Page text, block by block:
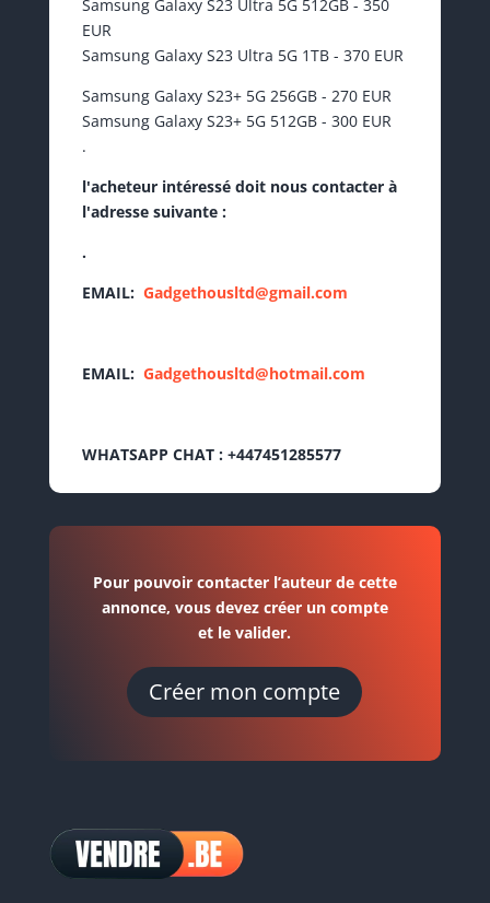
Samsung Galaxy S23 Ultra 5G 512GB - 350
EUR
Samsung Galaxy S23 Ultra 5G 1TB - 370 EUR
Samsung Galaxy S23+ 5G 256GB - 270 EUR
Samsung Galaxy S23+ 5G 512GB - 300 EUR
.
l'acheteur intéressé doit nous contacter à
l'adresse suivante :
.
EMAIL: Gadgethousltd@gmail.com
EMAIL: Gadgethousltd@hotmail.com
WHATSAPP CHAT : +447451285577
Pour pouvoir contacter l’auteur de cette
annonce, vous devez créer un compte
et le valider.
Créer mon compte